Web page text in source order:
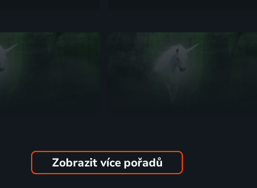
Elixír života
Zobrazit více pořadů